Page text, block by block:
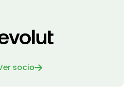
socio